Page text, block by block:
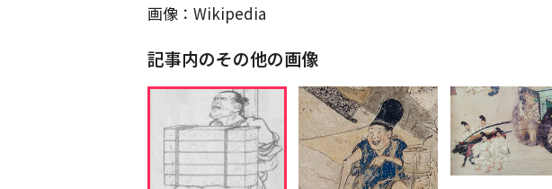
画像：Wikipedia
記事内のその他の画像